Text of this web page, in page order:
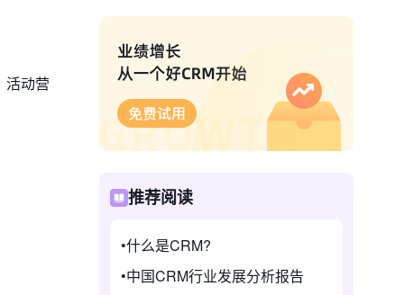
活动营
推荐阅读
什么是CRM?
中国CRM行业发展分析报告